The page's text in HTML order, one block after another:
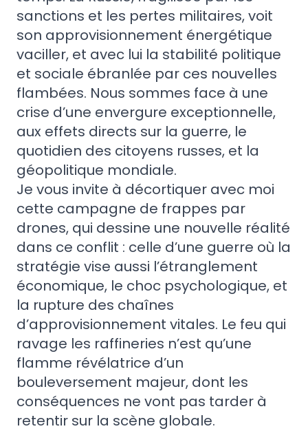
sanctions et les pertes militaires, voit
son approvisionnement énergétique
vaciller, et avec lui la stabilité politique
et sociale ébranlée par ces nouvelles
flambées. Nous sommes face à une
crise d’une envergure exceptionnelle,
aux effets directs sur la guerre, le
quotidien des citoyens russes, et la
géopolitique mondiale.
Je vous invite à décortiquer avec moi
cette campagne de frappes par
drones, qui dessine une nouvelle réalité
dans ce conflit : celle d’une guerre où la
stratégie vise aussi l’étranglement
économique, le choc psychologique, et
la rupture des chaînes
d’approvisionnement vitales. Le feu qui
ravage les raffineries n’est qu’une
flamme révélatrice d’un
bouleversement majeur, dont les
conséquences ne vont pas tarder à
retentir sur la scène globale.